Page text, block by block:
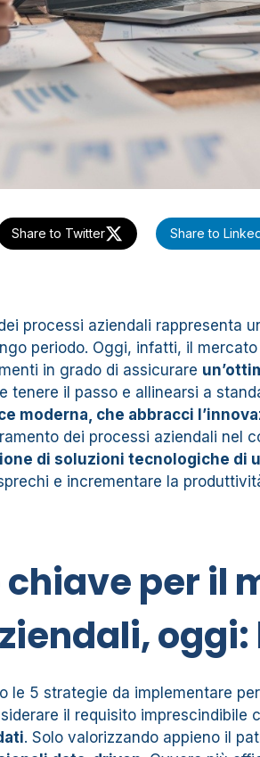
Share to Twitter Share to
processi aziendali rappresenta
periodo. Oggi, infatti, il
in grado di assicurare
tenere il passo e allinearsi a
moderna, che abbracci
dei processi aziendali nel
di soluzioni tecnologiche di
e incrementare la
per il
le 5 strategie da implementare
il requisito imprescindibile
. Solo valorizzando appieno il